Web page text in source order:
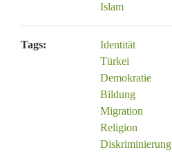
Islam
Tags:
Identität
Türkei
Demokratie
Bildung
Migration
Religion
Diskriminierung